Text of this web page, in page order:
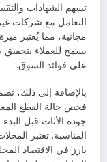
تسهم الشهادات
التعامل مع شركات
مجانية، مما يُعتبر
يسمح للعملاء
على فوائد السوق.
بالإضافة إلى ذلك،
فحص حالة القطع
جودة الأثاث قبل
المناسبة. تعتبر
بارز في الاقتصاد